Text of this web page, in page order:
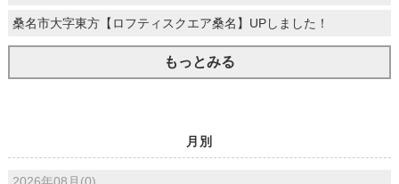
桑名市大字東方【ロフティスクエア桑名】UPしました！
もっとみる
月別
2026年08月(0)